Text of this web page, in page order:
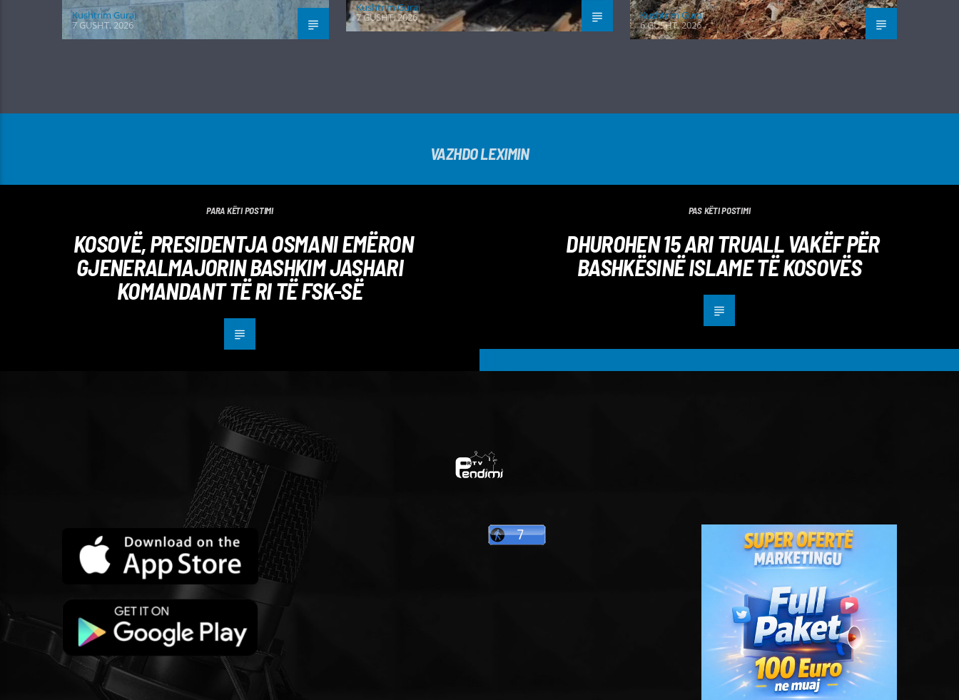
Kushtrim Guraj
7 GUSHT, 2026
Kushtrim Guraj
7 GUSHT, 2026 Kushtrim Guraj
6 GUSHT, 2026
VAZHDO LEXIMIN
PARA KËTI POSTIMI
KOSOVË, PRESIDENTJA OSMANI EMËRON
GJENERALMAJORIN BASHKIM JASHARI
KOMANDANT TË RI TË FSK-SË
PAS KËTI POSTIMI
DHUROHEN 15 ARI TRUALL VAKËF PËR
BASHKËSINË ISLAME TË KOSOVËS